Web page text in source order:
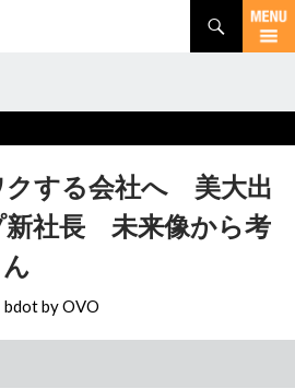
クする会社へ 美大出
新社長 未来像から考
bdot by OVO